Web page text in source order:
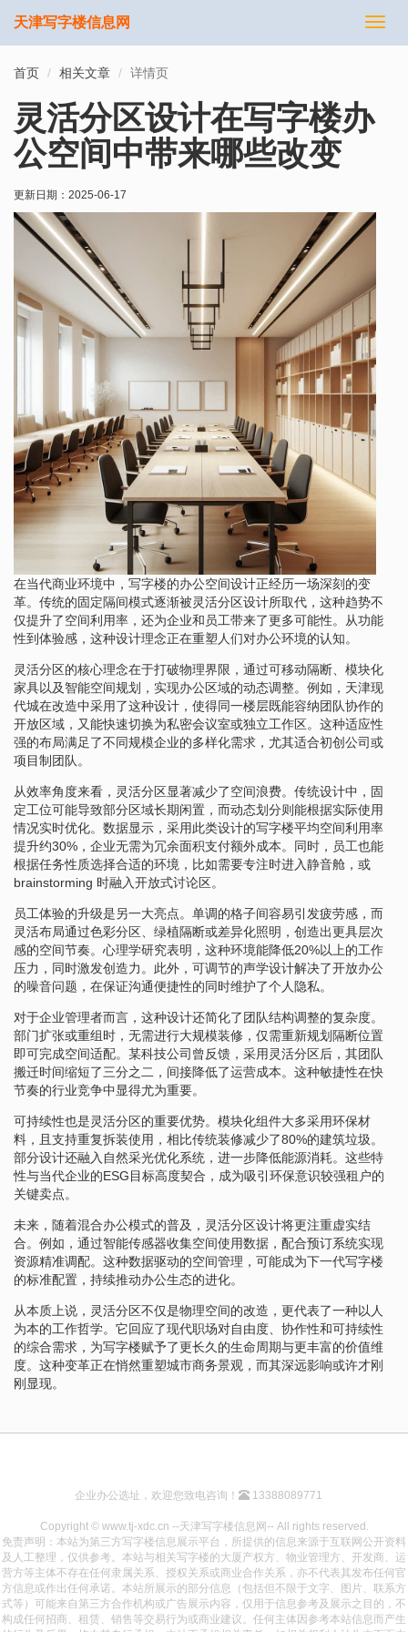
切
天津写字楼信息网
首页 相关文章 详情页
灵活分区设计在写字楼办
公空间中带来哪些改变
更新日期： 2025-06-17
在当代商业环境中，写字楼的办公空间设计正经历一场深刻的变
革。传统的固定隔间模式逐渐被灵活分区设计所取代，这种趋势不
仅提升了空间利用率，还为企业和员工带来了更多可能性。从功能
性到体验感，这种设计理念正在重塑人们对办公环境的认知。
灵活分区的核心理念在于打破物理界限，通过可移动隔断、模块化
家具以及智能空间规划，实现办公区域的动态调整。例如，天津现
代城在改造中采用了这种设计，使得同一楼层既能容纳团队协作的
开放区域，又能快速切换为私密会议室或独立工作区。这种适应性
强的布局满足了不同规模企业的多样化需求，尤其适合初创公司或
项目制团队。
从效率角度来看，灵活分区显著减少了空间浪费。传统设计中，固
定工位可能导致部分区域长期闲置，而动态划分则能根据实际使用
情况实时优化。数据显示，采用此类设计的写字楼平均空间利用率
提升约30%，企业无需为冗余面积支付额外成本。同时，员工也能
根据任务性质选择合适的环境，比如需要专注时进入静音舱，或
brainstorming 时融入开放式讨论区。
员工体验的升级是另一大亮点。单调的格子间容易引发疲劳感，而
灵活布局通过色彩分区、绿植隔断或差异化照明，创造出更具层次
感的空间节奏。心理学研究表明，这种环境能降低20%以上的工作
压力，同时激发创造力。此外，可调节的声学设计解决了开放办公
的噪音问题，在保证沟通便捷性的同时维护了个人隐私。
对于企业管理者而言，这种设计还简化了团队结构调整的复杂度。
部门扩张或重组时，无需进行大规模装修，仅需重新规划隔断位置
即可完成空间适配。某科技公司曾反馈，采用灵活分区后，其团队
搬迁时间缩短了三分之二，间接降低了运营成本。这种敏捷性在快
节奏的行业竞争中显得尤为重要。
可持续性也是灵活分区的重要优势。模块化组件大多采用环保材
料，且支持重复拆装使用，相比传统装修减少了80%的建筑垃圾。
部分设计还融入自然采光优化系统，进一步降低能源消耗。这些特
性与当代企业的ESG目标高度契合，成为吸引环保意识较强租户的
关键卖点。
未来，随着混合办公模式的普及，灵活分区设计将更注重虚实结
合。例如，通过智能传感器收集空间使用数据，配合预订系统实现
资源精准调配。这种数据驱动的空间管理，可能成为下一代写字楼
的标准配置，持续推动办公生态的进化。
从本质上说，灵活分区不仅是物理空间的改造，更代表了一种以人
为本的工作哲学。它回应了现代职场对自由度、协作性和可持续性
的综合需求，为写字楼赋予了更长久的生命周期与更丰富的价值维
度。这种变革正在悄然重塑城市商务景观，而其深远影响或许才刚
刚显现。
企业办公选址，欢迎您致电咨询！ 13388089771
Copyright © www.tj-xdc.cn --天津写字楼信息网-- All rights reserved.
免责声明：本站为第三方写字楼信息展示平台，所提供的信息来源于互联网公开资料
及人工整理，仅供参考。本站与相关写字楼的大厦产权方、物业管理方、开发商、运
营方等主体不存在任何隶属关系、授权关系或商业合作关系，亦不代表其发布任何官
方信息或作出任何承诺。本站所展示的部分信息（包括但不限于文字、图片、联系方
式等）可能来自第三方合作机构或广告展示内容，仅用于信息参考及展示之目的，不
构成任何招商、租赁、销售等交易行为或商业建议。任何主体因参考本站信息而产生